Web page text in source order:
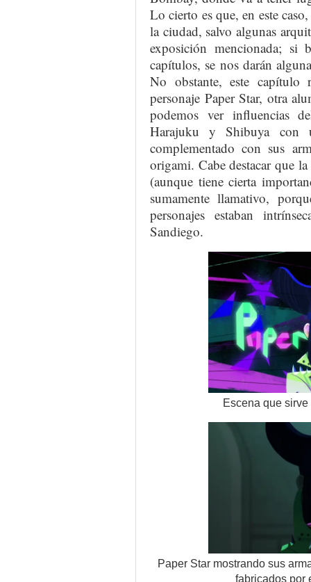
Lo cierto es que, en este
la ciudad, salvo algunas
exposición mencionada;
capítulos, se nos darán
No obstante, este capítulo
personaje Paper Star, otra
podemos ver influencias
Harajuku y Shibuya
complementado con sus
origami. Cabe destacar que
(aunque tiene cierta
sumamente llamativo,
personajes estaban
Sandiego.
Escena que
Paper Star mostrando sus
fabricados por